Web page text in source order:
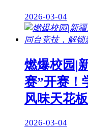
2026-03-04
燃爆校园|
赛”开赛！
风味天花板
2026-03-04